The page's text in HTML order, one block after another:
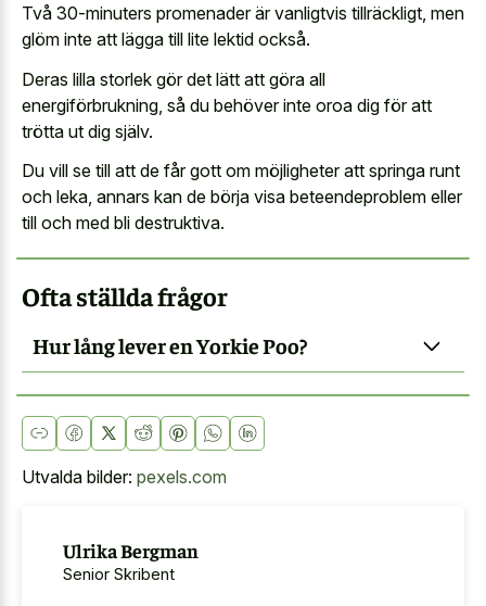
Två 30-minuters promenader är vanligtvis tillräckligt, men
glöm inte att lägga till lite lektid också.
Deras lilla storlek gör det lätt att göra all
energiförbrukning, så du behöver inte oroa dig för att
trötta ut dig själv.
Du vill se till att de får gott om möjligheter att springa runt
och leka, annars kan de börja visa beteendeproblem eller
till och med bli destruktiva.
Ofta ställda frågor
Hur lång lever en Yorkie Poo?
Utvalda bilder: pexels.com
Ulrika Bergman
Senior Skribent